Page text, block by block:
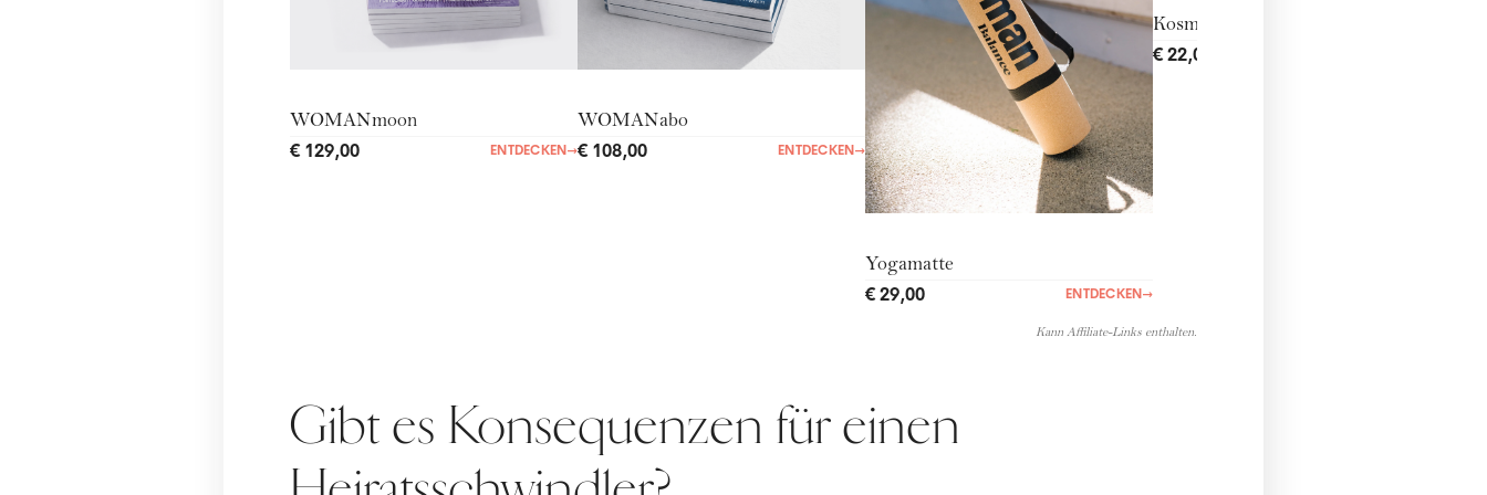
WOMANmoon
€ 129,00 ENTDECKEN→
WOMANabo
€ 108,00 ENTDECKEN→
Yogamatte
€ 29,00 ENTDECKEN→
Kosmetiktasche
€ 22,00
Kann Affiliate-Links enthalten.
Gibt es Konsequenzen für einen